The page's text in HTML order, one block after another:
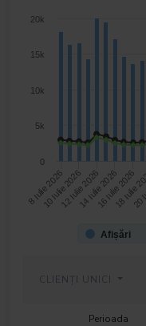
Afișări
8 Iulie 2026
10 Iulie 2026
12 Iulie 2026
14 Iulie 2026
16 Iulie 2026
18 Iulie
0
5k
10k
15k
20k
CLIENȚI UNICI
Perioada